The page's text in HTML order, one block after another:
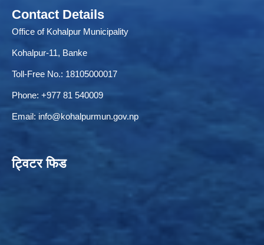
Contact Details
Office of Kohalpur Municipality
Kohalpur-11, Banke
Toll-Free No.: 18105000017
Phone: +977 81 540009
Email: info@kohalpurmun.gov.np
ट्विटर फिड